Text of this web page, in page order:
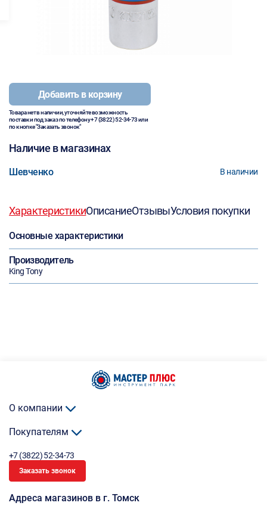
Добавить в корзину
Товара нет в наличии, уточняйте возможность
поставки под заказ по телефону+7 (3822) 52-34-73или
по кнопке "Заказать звонок"
Наличие в магазинах
Шевченко В наличии
ХарактеристикиОписаниеОтзывыУсловия покупки
Основные характеристики
Производитель
King Tony
О компании
Покупателям
+7 (3822) 52-34-73
Заказать звонок
Адреса магазинов в г. Томск